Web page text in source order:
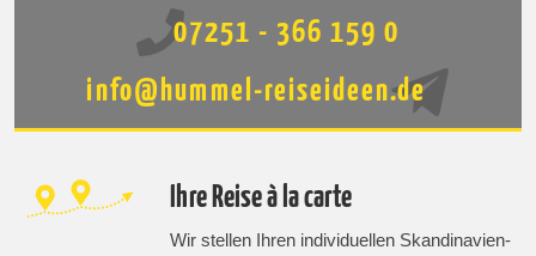
07251 - 366 159 0
info@hummel-reiseideen.de
Ihre Reise à la carte
Wir stellen Ihren individuellen Skandinavien-